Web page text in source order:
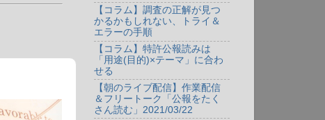
【コラム】調査の正解が見つ
かるかもしれない、トライ＆
エラーの手順
【コラム】特許公報読みは
「用途(目的)×テーマ」に合わ
せる
【朝のライブ配信】作業配信
＆フリートーク「公報をたく
さん読む」2021/03/22